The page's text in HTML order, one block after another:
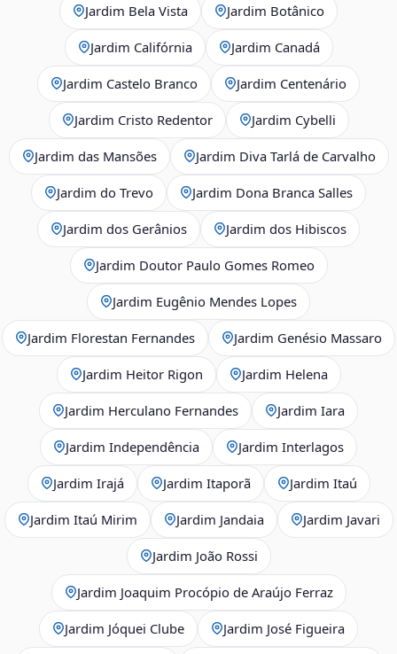
Jardim Bela Vista Jardim Botânico
Jardim Califórnia Jardim Canadá
Jardim Castelo Branco Jardim Centenário
Jardim Cristo Redentor Jardim Cybelli
Jardim das Mansões Jardim Diva Tarlá de Carvalho
Jardim do Trevo Jardim Dona Branca Salles
Jardim dos Gerânios Jardim dos Hibiscos
Jardim Doutor Paulo Gomes Romeo
Jardim Eugênio Mendes Lopes
Jardim Florestan Fernandes Jardim Genésio Massaro
Jardim Heitor Rigon Jardim Helena
Jardim Herculano Fernandes Jardim Iara
Jardim Independência Jardim Interlagos
Jardim Irajá Jardim Itaporã Jardim Itaú
Jardim Itaú Mirim Jardim Jandaia Jardim Javari
Jardim João Rossi
Jardim Joaquim Procópio de Araújo Ferraz
Jardim Jóquei Clube Jardim José Figueira